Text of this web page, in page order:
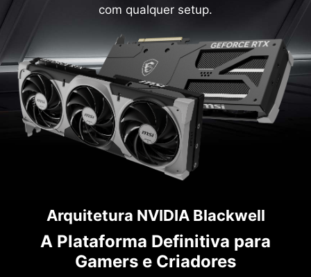
com qualquer setup.
Arquitetura NVIDIA Blackwell
A Plataforma Definitiva para
Gamers e Criadores